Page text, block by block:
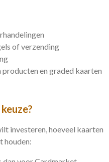
of verzending
en graded kaarten
investeren, hoeveel kaarten
houden: